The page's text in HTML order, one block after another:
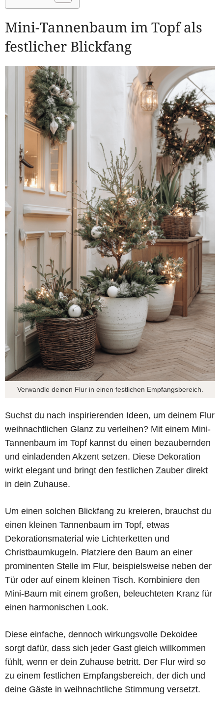
Mini-Tannenbaum im Topf als
festlicher Blickfang
Verwandle deinen Flur in einen festlichen Empfangsbereich.
Suchst du nach inspirierenden Ideen, um deinem Flur
weihnachtlichen Glanz zu verleihen? Mit einem Mini-
Tannenbaum im Topf kannst du einen bezaubernden
und einladenden Akzent setzen. Diese Dekoration
wirkt elegant und bringt den festlichen Zauber direkt
in dein Zuhause.
Um einen solchen Blickfang zu kreieren, brauchst du
einen kleinen Tannenbaum im Topf, etwas
Dekorationsmaterial wie Lichterketten und
Christbaumkugeln. Platziere den Baum an einer
prominenten Stelle im Flur, beispielsweise neben der
Tür oder auf einem kleinen Tisch. Kombiniere den
Mini-Baum mit einem großen, beleuchteten Kranz für
einen harmonischen Look.
Diese einfache, dennoch wirkungsvolle Dekoidee
sorgt dafür, dass sich jeder Gast gleich willkommen
fühlt, wenn er dein Zuhause betritt. Der Flur wird so
zu einem festlichen Empfangsbereich, der dich und
deine Gäste in weihnachtliche Stimmung versetzt.